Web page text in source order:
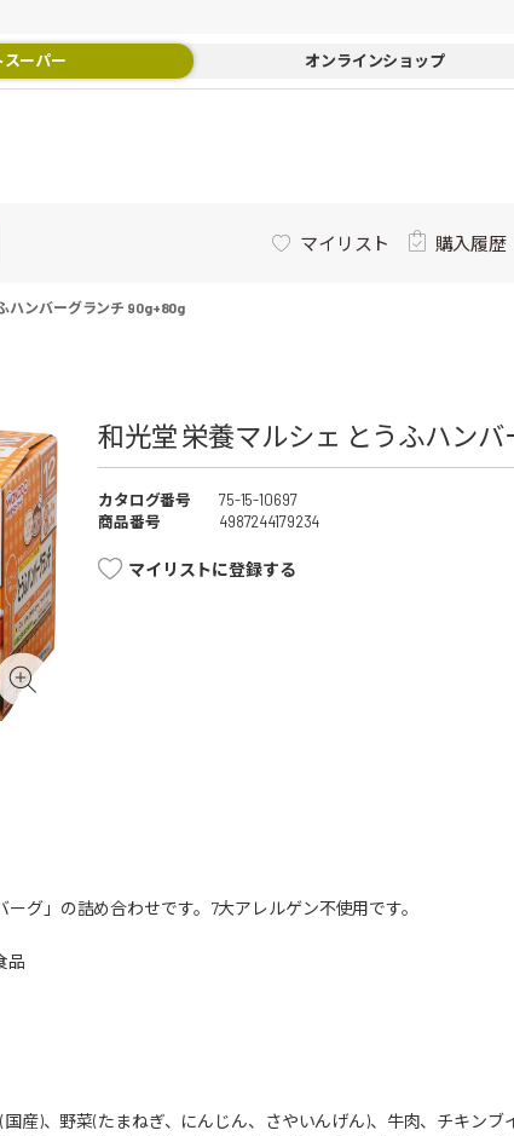
スーパー オンラインショップ
マイリスト 購入履歴
ハンバーグランチ 90g+80g
和光堂 栄養マルシェ とうふハンバ
カタログ番号
75-15-10697
商品番号
4987244179234
マイリストに登録する
ーグ」の詰め合わせです。7大アレルゲン不使用です。
品
)、野菜(たまねぎ、にんじん、さやいんげん)、牛肉、チキンブ